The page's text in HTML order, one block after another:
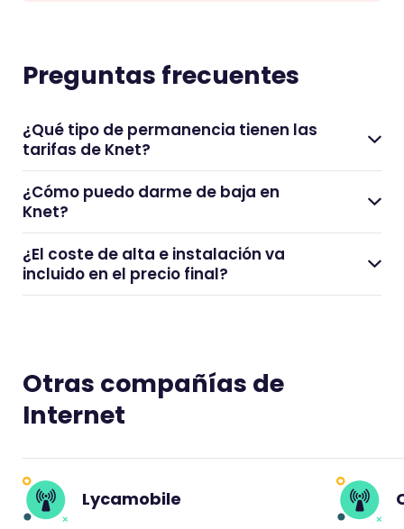
Preguntas frecuentes
¿Qué tipo de permanencia tienen las
tarifas de Knet?
¿Cómo puedo darme de baja en
Knet?
¿El coste de alta e instalación va
incluido en el precio final?
Otras compañías de
Internet
Lycamobile